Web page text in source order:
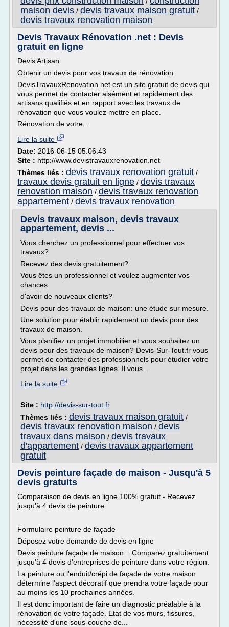
maison devis / devis travaux maison gratuit /
devis travaux renovation maison
Devis Travaux Rénovation .net : Devis
gratuit en ligne
Devis Artisan
Obtenir un devis pour vos travaux de rénovation
DevisTravauxRenovation.net est un site gratuit de devis qui
vous permet de contacter aisément et rapidement des
artisans qualifiés et en rapport avec les travaux de
rénovation que vous voulez mettre en place.
Rénovation de votre...
Lire la suite
Date: 2016-06-15 05:06:43
Site : http://www.devistravauxrenovation.net
Thèmes liés : devis travaux renovation gratuit /
travaux devis gratuit en ligne / devis travaux
renovation maison / devis travaux renovation
appartement / devis travaux renovation
Devis travaux maison, devis travaux
appartement, devis ...
Vous cherchez un professionnel pour effectuer vos
travaux?
Recevez des devis gratuitement?
Vous êtes un professionnel et voulez augmenter vos
chances
d'avoir de nouveaux clients?
Devis pour des travaux de maison: une étude sur mesure.
Une solution pour établir rapidement un devis pour des
travaux de maison.
Vous planifiez un projet immobilier et vous souhaitez un
devis pour des travaux de maison? Devis-Sur-Tout.fr vous
permet de contacter des professionnels pour étudier votre
projet dans les grandes lignes. Il vous...
Lire la suite
Site : http://devis-sur-tout.fr
Thèmes liés : devis travaux maison gratuit /
devis travaux renovation maison / devis
travaux dans maison / devis travaux
d'appartement / devis travaux appartement
gratuit
Devis peinture façade de maison - Jusqu'à 5
devis gratuits
Comparaison de devis en ligne 100% gratuit - Recevez
jusqu'à 4 devis de peinture
Formulaire peinture de façade
Déposez votre demande de devis en ligne
Devis peinture façade de maison : Comparez gratuitement
jusqu'à 4 devis d'entreprises de peinture dans votre région.
La peinture ou l'enduit/crépi de façade de votre maison
détermine l'aspect décoratif que prendra votre façade pour
au moins les 10 prochaines années.
Il est donc important de faire un diagnostic préalable à la
rénovation de votre façade. Etat de vos murs, fissures,
nécessité d'une sous-couche de...